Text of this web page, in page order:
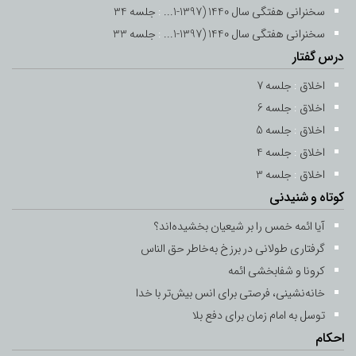
-
جلسه 11
24 فروردین 1401 -11 رمضان 1443
جلسه 12
25 فروردین 1401 -
جلسه 13
26 فروردین 1401
جلسه 14
27 فروردین 1401 -
جلسه 15
28 فروردین 1401 -
سخنرانی هفتگی سال 1440 (1397-1...
: جلسه 34
سخنرانی هفتگی سال 1440 (1397-1...
: جلسه 33
درس گفتار
اخلاق : جلسه 7
اخلاق : جلسه 6
اخلاق : جلسه 5
اخلاق : جلسه 4
اخلاق : جلسه 3
کوتاه و شنیدنی
آیا ائمه خمس را بر شیعیان بخشیده‌اند؟
گرفتاری طولانی در برزخ به‌خاطر حق ‌الناس
کرونا و شفابخشی ائمه
خانه‌نشینی، فرصتی برای انس بیش‌تر با خدا
توسل به امام زمان برای دفع بلا
احکام